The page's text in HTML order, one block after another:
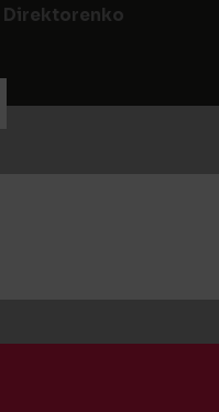
Direktorenko